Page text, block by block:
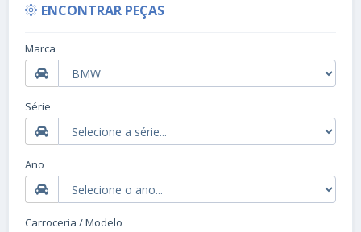
ENCONTRAR PEÇAS
Marca
Série
Ano
Carroceria / Modelo